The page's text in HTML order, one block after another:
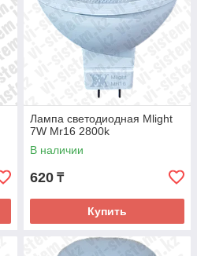
Лампа светодиодная Mlight
7W Mr16 2800k
В наличии
620 ₸
Купить